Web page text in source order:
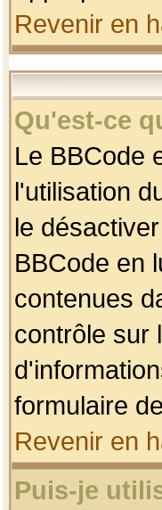
Revenir en
Qu'est-ce
Le BBCode
l'utilisation
le
BBCode en
contenues
contrôle sur
formulaire
Revenir en
Puis-je